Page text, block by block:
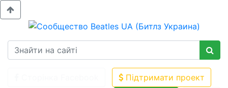
Підтримати проект